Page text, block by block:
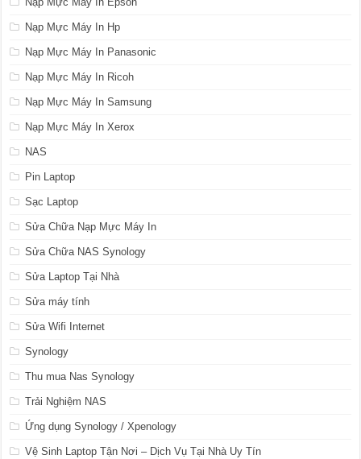
Nạp Mực Máy In Hp
Nạp Mực Máy In Panasonic
Nạp Mực Máy In Ricoh
Nạp Mực Máy In Samsung
Nạp Mực Máy In Xerox
NAS
Pin Laptop
Sạc Laptop
Sửa Chữa Nạp Mực Máy In
Sửa Chữa NAS Synology
Sửa Laptop Tại Nhà
Sửa máy tính
Sửa Wifi Internet
Synology
Thu mua Nas Synology
Trải Nghiệm NAS
Ứng dụng Synology / Xpenology
Vệ Sinh Laptop Tận Nơi – Dịch Vụ Tại Nhà Uy Tín